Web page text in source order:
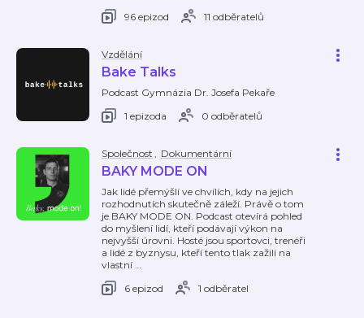
96 epizod
11 odběratelů
Vzdělání
Bake Talks
Podcast Gymnázia Dr. Josefa Pekaře
1 epizoda
0 odběratelů
Společnost , Dokumentární
BAKY MODE ON
Jak lidé přemýšlí ve chvílích, kdy na jejich
rozhodnutích skutečně záleží. Právě o tom
je BAKY MODE ON. Podcast otevírá pohled
do myšlení lidí, kteří podávají výkon na
nejvyšší úrovni. Hosté jsou sportovci, trenéři
a lidé z byznysu, kteří tento tlak zažili na
vlastní …
6 epizod
1 odběratel